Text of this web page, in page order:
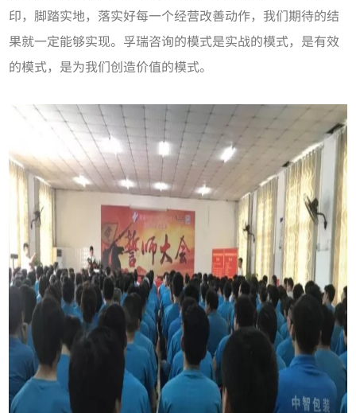
印，脚踏实地，落实好每一个经营改善动作，我们期待的结
果就一定能够实现。孚瑞咨询的模式是实战的模式，是有效
的模式，是为我们创造价值的模式。